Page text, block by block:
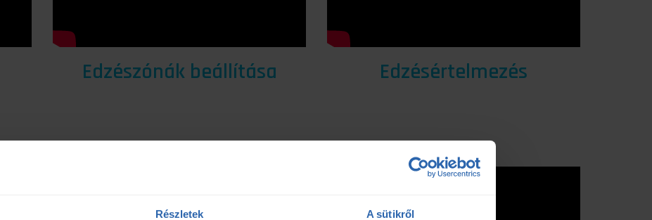
Részletek A sütikről
Edzészónák beállítása Edzésértelmezés